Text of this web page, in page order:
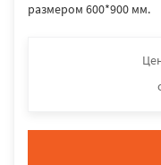
размером 600*900 мм.